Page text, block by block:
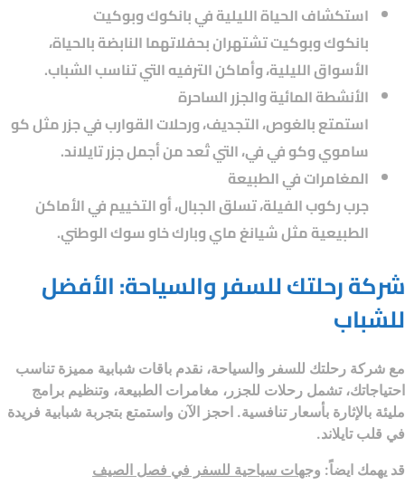
استكشاف الحياة الليلية في بانكوك وبوكيت
بانكوك وبوكيت تشتهران بحفلاتهما النابضة بالحياة،
الأسواق الليلية، وأماكن الترفيه التي تناسب الشباب.
الأنشطة المائية والجزر الساحرة
استمتع بالغوص، التجديف، ورحلات القوارب في جزر مثل كو
ساموي وكو في في، التي تُعد من أجمل جزر تايلاند.
المغامرات في الطبيعة
جرب ركوب الفيلة، تسلق الجبال، أو التخييم في الأماكن
الطبيعية مثل شيانغ ماي وبارك خاو سوك الوطني.
شركة رحلتك للسفر والسياحة: الأفضل
للشباب
مع شركة رحلتك للسفر والسياحة، نقدم باقات شبابية مميزة تناسب
احتياجاتك، تشمل رحلات للجزر، مغامرات الطبيعة، وتنظيم برامج
مليئة بالإثارة بأسعار تنافسية. احجز الآن واستمتع بتجربة شبابية فريدة
في قلب تايلاند.
قد يهمك ايضاً: وجهات سياحية للسفر في فصل الصيف